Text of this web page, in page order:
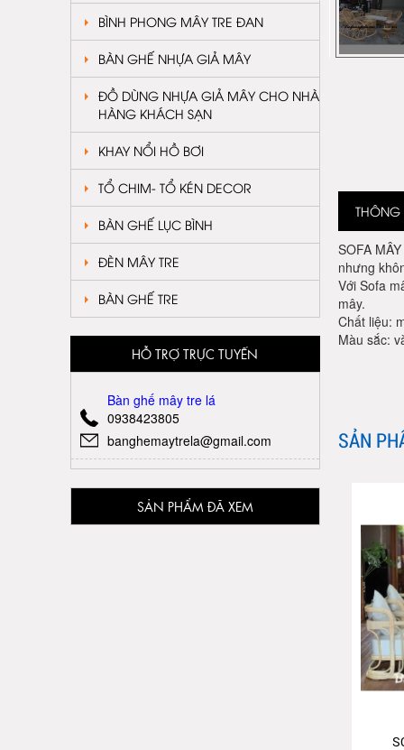
BÌNH PHONG MÂY TRE ĐAN
BÀN GHẾ NHỰA GIẢ MÂY
ĐỒ DÙNG NHỰA GIẢ MÂY CHO NHÀ
HÀNG KHÁCH SẠN
KHAY NỔI HỒ BƠI
TỔ CHIM- TỔ KÉN DECOR
BÀN GHẾ LỤC BÌNH
ĐÈN MÂY TRE
BÀN GHẾ TRE
HỖ TRỢ TRỰC TUYẾN
Bàn ghế mây tre lá
0938423805
banghemaytrela@gmail.com
SẢN PHẨM ĐÃ XEM
THÔNG
SOFA
nhưng
Với Sofa
mây.
Chất liệu:
Màu sắc:
SẢN